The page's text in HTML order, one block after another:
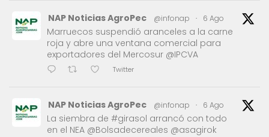
NAP Noticias AgroPec @infonap · 6 Ago
Marruecos suspendió aranceles a la carne
roja y abre una ventana comercial para
exportadores del Mercosur @IPCVA
Twitter
NAP Noticias AgroPec @infonap · 6 Ago
La siembra de #girasol arrancó con todo
en el NEA @Bolsadecereales @asagirok